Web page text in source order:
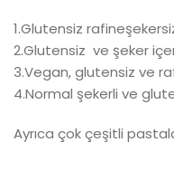
1.Glutensiz
2.Glutensiz ve şeker
3.Vegan, glutensiz ve
4.Normal şekerli ve
Ayrıca çok çeşitli